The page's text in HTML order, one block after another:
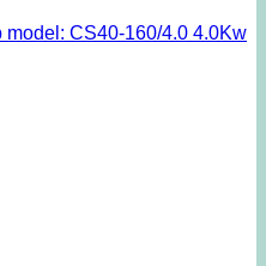
CS40-160/4.0 4.0Kw